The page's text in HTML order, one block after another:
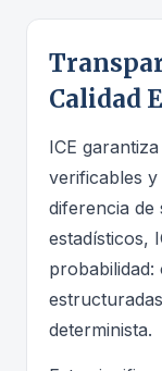
Calidad
ICE
verificables y
diferencia de
estadísticos,
probabilidad:
determinista.